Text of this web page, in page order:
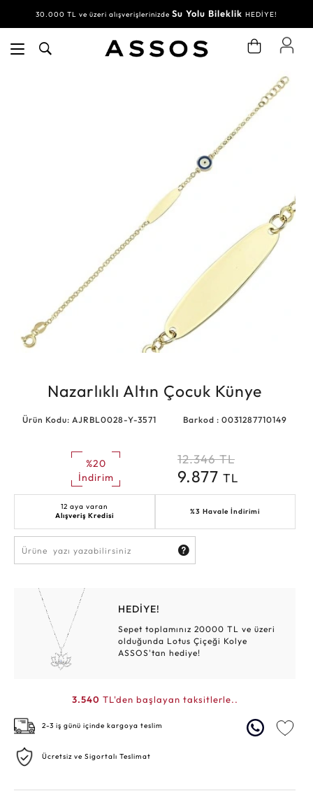
30.000 TL ve üzeri alışverişlerinizde Su Yolu Bileklik HEDİYE!
Nazarlıklı Altın Çocuk Künye
Ürün Kodu: AJRBL0028-Y-3571 Barkod : 0031287710149
%20
İndirim
12.346 TL
9.877 TL
12 aya varan
Alışveriş Kredisi
%3 Havale İndirimi
HEDİYE!
Sepet toplamınız 20000 TL ve üzeri
olduğunda Lotus Çiçeği Kolye
ASSOS'tan hediye!
3.540 TL'den başlayan taksitlerle..
2-3 iş günü içinde kargoya teslim
Ücretsiz ve Sigortalı Teslimat